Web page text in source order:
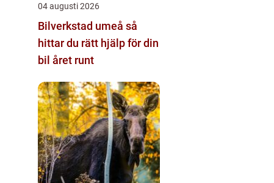
04 augusti 2026
Bilverkstad umeå så
hittar du rätt hjälp för din
bil året runt